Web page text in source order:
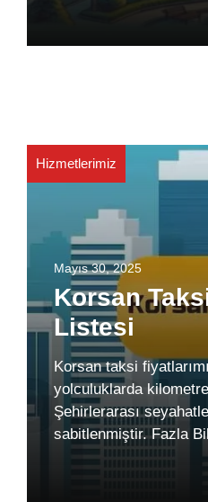
Hizmetlerimiz
Mayıs 30, 2025
Korsan
Listesi
Korsan taksi
yolculuklarda
Şehirlerarası
sabitlenmiştir. Fazla